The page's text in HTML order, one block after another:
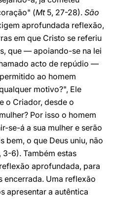
(Mt5, 27-28). São
aprofundada reflexão,
em que Cristo se referiu
que — apoiando-se na lei
acto de repúdio —
ao homem
motivo?", Ele
o Criador, desde o
Por isso o homem
se-á a sua mulher e serão
bem, o que Deus uniu, não
3-6). Também estas
aprofundada, para
encerrada. Uma reflexão
apresentar a autêntica